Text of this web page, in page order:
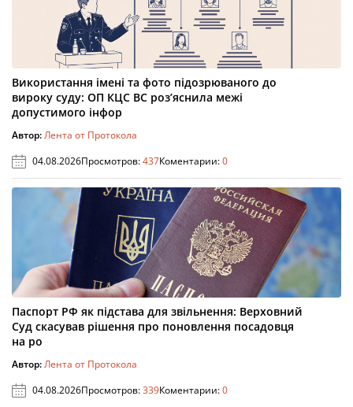
Використання імені та фото підозрюваного до
вироку суду: ОП КЦС ВС роз’яснила межі
допустимого інфор
Автор:Лента от Протокола
04.08.2026Просмотров:437Коментарии:0
Паспорт РФ як підстава для звільнення: Верховний
Суд скасував рішення про поновлення посадовця
на ро
Автор:Лента от Протокола
04.08.2026Просмотров:339Коментарии:0